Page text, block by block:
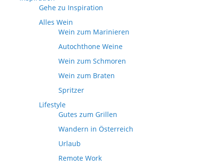
Gehe zu Inspiration
Alles Wein
Wein zum Marinieren
Autochthone Weine
Wein zum Schmoren
Wein zum Braten
Spritzer
Lifestyle
Gutes zum Grillen
Wandern in Österreich
Urlaub
Remote Work